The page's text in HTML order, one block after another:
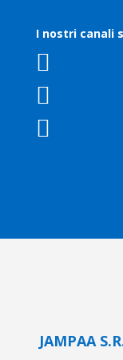
I nostri canali



JAMPAA